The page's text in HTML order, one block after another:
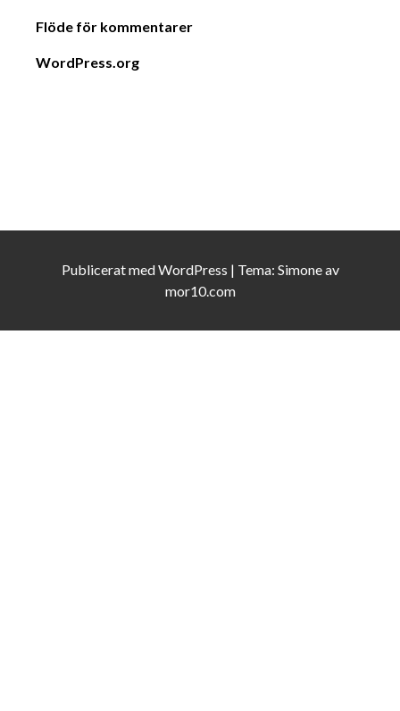
Flöde för kommentarer
WordPress.org
Publicerat medWordPress | Tema: Simoneav
mor10.com